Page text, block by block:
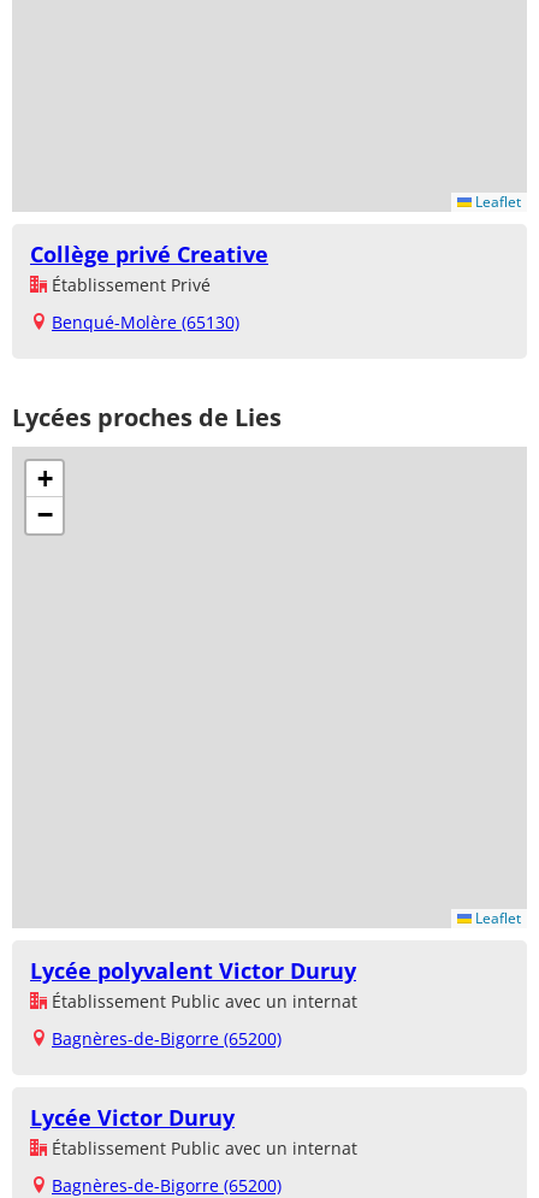
Leaflet
Collège privé Creative
Établissement Privé
Benqué-Molère (65130)
Lycées proches de Lies
+
−
Leaflet
Lycée polyvalent Victor Duruy
Établissement Public avec un internat
Bagnères-de-Bigorre (65200)
Lycée Victor Duruy
Établissement Public avec un internat
Bagnères-de-Bigorre (65200)